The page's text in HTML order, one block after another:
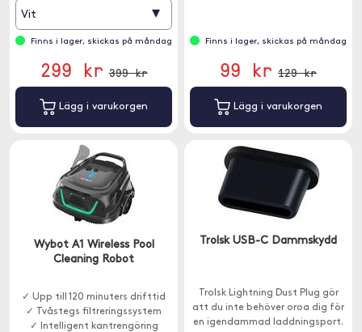
Vit ▾
Finns i lager, skickas på måndag
299 kr 399 kr
Lägg i varukorgen
Finns i lager, skickas på måndag
99 kr 129 kr
Lägg i varukorgen
Wybot A1 Wireless Pool
Cleaning Robot
✓ Upp till 120 minuters drifttid
✓ Tvåstegs filtreringssystem
✓ Intelligent kant­rengöring
Trolsk USB-C Dammskydd
Trolsk Lightning Dust Plug gör
att du inte behöver oroa dig för
en igendammad laddningsport.